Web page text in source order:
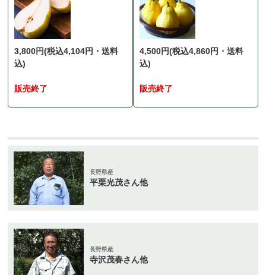
3,800円(税込4,104円・送料
込)
販売終了
4,500円(税込4,860円・送料
込)
販売終了
長野県産
平栗光茂さん他
長野県産
寺沢茂春さん他